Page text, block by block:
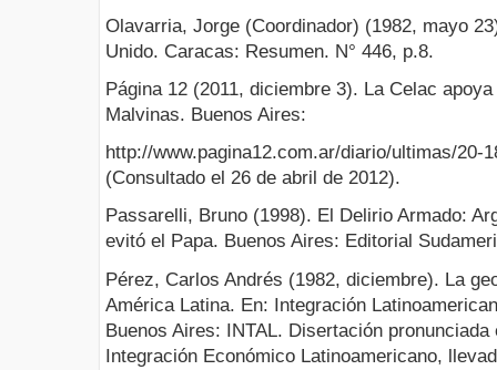
Olavarria, Jorge (Coordinador) (1982, mayo
Unido. Caracas: Resumen. N° 446, p.8.
Página 12 (2011, diciembre 3). La Celac
Malvinas. Buenos Aires:
http://www.pagina12.com.ar/diario/ultimas/20-
(Consultado el 26 de abril de 2012).
Passarelli, Bruno (1998). El Delirio Armado:
evitó el Papa. Buenos Aires: Editorial
Pérez, Carlos Andrés (1982, diciembre). La
América Latina. En: Integración
Buenos Aires: INTAL. Disertación
Integración Económico Latinoamericano,